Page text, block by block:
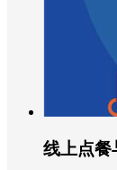
线上点餐